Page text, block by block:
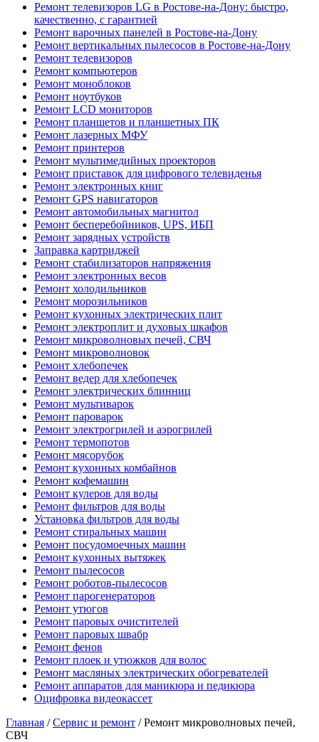
Ремонт телевизоров LG в Ростове-на-Дону: быстро,
качественно, с гарантией
Ремонт варочных панелей в Ростове-на-Дону
Ремонт вертикальных пылесосов в Ростове-на-Дону
Ремонт телевизоров
Ремонт компьютеров
Ремонт моноблоков
Ремонт ноутбуков
Ремонт LCD мониторов
Ремонт планшетов и планшетных ПК
Ремонт лазерных МФУ
Ремонт принтеров
Ремонт мультимедийных проекторов
Ремонт приставок для цифрового телевиденья
Ремонт электронных книг
Ремонт GPS навигаторов
Ремонт автомобильных магнитол
Ремонт бесперебойников, UPS, ИБП
Ремонт зарядных устройств
Заправка картриджей
Ремонт стабилизаторов напряжения
Ремонт электронных весов
Ремонт холодильников
Ремонт морозильников
Ремонт кухонных электрических плит
Ремонт электроплит и духовых шкафов
Ремонт микроволновых печей, СВЧ
Ремонт микроволновок
Ремонт хлебопечек
Ремонт ведер для хлебопечек
Ремонт электрических блинниц
Ремонт мультиварок
Ремонт пароварок
Ремонт электрогрилей и аэрогрилей
Ремонт термопотов
Ремонт мясорубок
Ремонт кухонных комбайнов
Ремонт кофемашин
Ремонт кулеров для воды
Ремонт фильтров для воды
Установка фильтров для воды
Ремонт стиральных машин
Ремонт посудомоечных машин
Ремонт кухонных вытяжек
Ремонт пылесосов
Ремонт роботов-пылесосов
Ремонт парогенераторов
Ремонт утюгов
Ремонт паровых очистителей
Ремонт паровых швабр
Ремонт фенов
Ремонт плоек и утюжков для волос
Ремонт масляных электрических обогревателей
Ремонт аппаратов для маникюра и педикюра
Оцифровка видеокассет
Главная /Сервис и ремонт /Ремонт микроволновых печей,
СВЧ